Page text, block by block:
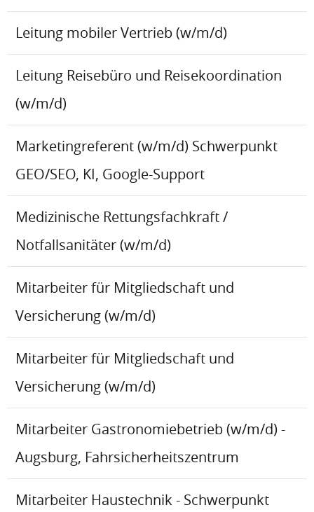
Leitung mobiler Vertrieb (w/m/d)
Leitung Reisebüro und Reisekoordination
(w/m/d)
Marketingreferent (w/m/d) Schwerpunkt
GEO/SEO, KI, Google-Support
Medizinische Rettungsfachkraft /
Notfallsanitäter (w/m/d)
Mitarbeiter für Mitgliedschaft und
Versicherung (w/m/d)
Mitarbeiter für Mitgliedschaft und
Versicherung (w/m/d)
Mitarbeiter Gastronomiebetrieb (w/m/d) -
Augsburg, Fahrsicherheitszentrum
Mitarbeiter Haustechnik - Schwerpunkt